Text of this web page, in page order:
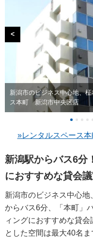
新潟市のビジネス中心地、
ス本町 新潟市中央区店
<
»​レンタルスペース
新潟駅からバス6分
におすすめな貸会議
新潟市のビジネス中心
からバス6分、「本町」
ィングにおすすめな貸
とした空間は最大40名